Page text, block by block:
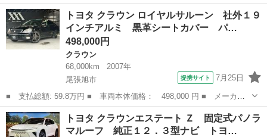
ー名： トヨタ ■ 車種名： クラウンハイブリッド ■ グレード
名： Ｓ Ｃパッケージ 純正ナビ 全周囲カメラ 衝突軽減装置
レーダーク...
愛知 刈谷市 クラウン
トヨタ クラウン ロイヤルサルーン 社外１９
インチアルミ 黒革シートカバー パ…
498,000円
クラウン
68,000km
2007年
尾張旭市
提携サイト 7月25日
■ 支払総額: 59.8万円 ■ 車両本体価格： 498,000 円 ■ メーカー
名： トヨタ ■ 車種名： クラウン ■ グレード名： ロイヤルサ
ルーン 社外１９インチアルミ 黒革シートカバー パワーシート
メーカー純正...
愛知 尾張旭市 クラウン
トヨタ クラウンエステート Ｚ 固定式パノラ
マルーフ 純正１２．３型ナビ トヨ…